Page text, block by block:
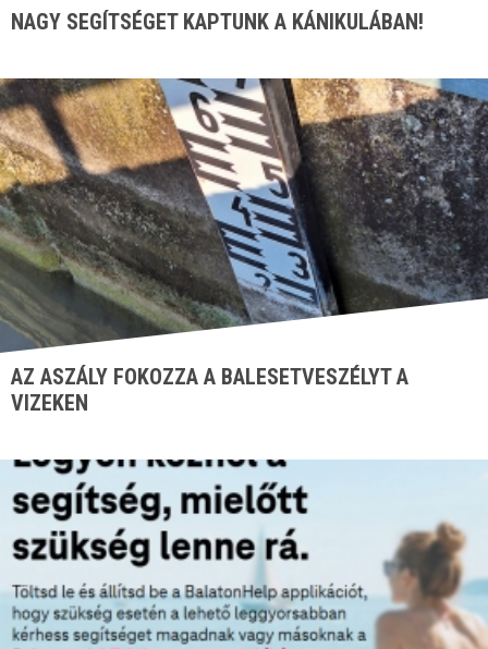
NAGY SEGÍTSÉGET KAPTUNK A KÁNIKULÁBAN!
AZ ASZÁLY FOKOZZA A BALESETVESZÉLYT A
VIZEKEN